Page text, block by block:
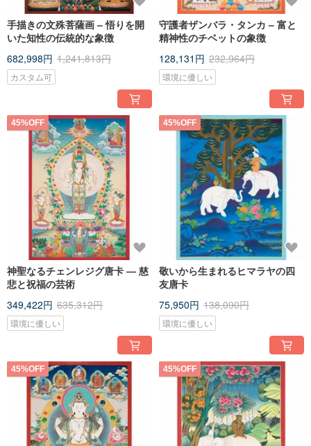
手描きの文殊菩薩画 – 悟りを開
いた知性の伝統的な象徴
682,998円 1,241,813円
カスタム可
守護者ザンバラ・タンカ – 富と
精神性のチベットの象徴
128,131円 232,964円
環境に優しい
45%OFF
神聖なるチェンレジグ唐卡 — 慈
悲と祝福の芸術
349,422円 635,312円
環境に優しい
45%OFF
敬いから生まれるヒマラヤの四
友唐卡
75,950円 138,090円
環境に優しい
45%OFF 45%OFF